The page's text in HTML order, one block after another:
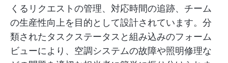
くるリクエストの管理、対応時間の追跡、チーム
の生産性向上を目的として設計されています。分
類されたタスクステータスと組み込みのフォーム
ビューにより、空調システムの故障や照明修理な